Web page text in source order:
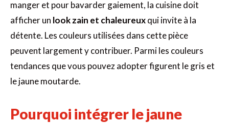
manger et pour bavarder gaiement, la cuisine doit
afficher un look zain et chaleureuxqui invite à la
détente. Les couleurs utilisées dans cette pièce
peuvent largement y contribuer. Parmi les couleurs
tendances que vous pouvez adopter figurent le gris et
le jaune moutarde.
Pourquoi intégrer le jaune